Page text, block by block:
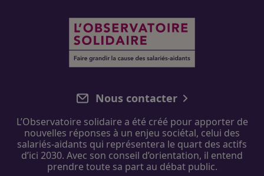
Nous contacter
L’Observatoire solidaire a été créé pour apporter de
nouvelles réponses à un enjeu sociétal, celui des
salariés-aidants qui représentera le quart des actifs
d’ici 2030. Avec son conseil d’orientation, il entend
prendre toute sa part au débat public.